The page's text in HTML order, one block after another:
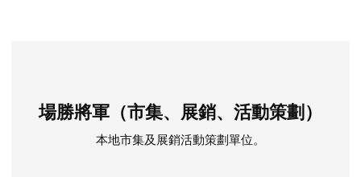
場勝將軍（市集、展銷、活動策劃）
本地市集及展銷活動策劃單位。